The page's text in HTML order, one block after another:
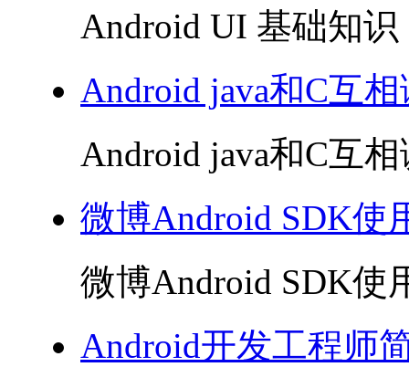
Android UI 基础知识
Android java和C互
Android java和C互
微博Android SDK使
微博Android SDK使
Android开发工程师